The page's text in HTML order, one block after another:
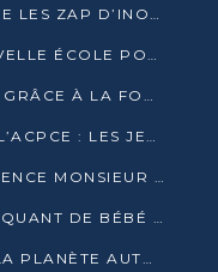
AGRICULTURE : LE CONGO LANCE LES ZAP D’INONI ET YONO
BE GREEN ACADEMY : UNE NOUVELLE ÉCOLE POUR LES MÉTIERS DE L’ÉCOLOGIE À POINTE-NOIRE
L’ÉCOLE PIERRE NZOKO RENAIT GRÂCE À LA FONDATION MUCODEC
JOURNÉE PORTES OUVERTES À L’ACPCE : LES JEUNES EN IMMERSION DANS L’ENTREPRISE
LETTRE OUVERTE A SON EXCELLENCE MONSIEUR DENIS SASSOU NGUESSO, PRESIDENT DE LAREPUBLIQUE DU CONGO
MADINGOU : UN PRÉSUMÉ TRAFIQUANT DE BÉBÉ CHIMPANZÉ FIXÉ SUR SON SORT LE 20 NOVEMBRE
À BELÉM, LE CONGO MOBILISE LA PLANÈTE AUTOUR DU FONDS BLEU POUR LE BASSIN DU CONGO